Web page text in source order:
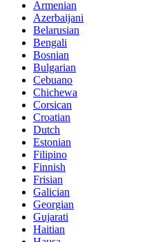
Armenian
Azerbaijani
Belarusian
Bengali
Bosnian
Bulgarian
Cebuano
Chichewa
Corsican
Croatian
Dutch
Estonian
Filipino
Finnish
Frisian
Galician
Georgian
Gujarati
Haitian